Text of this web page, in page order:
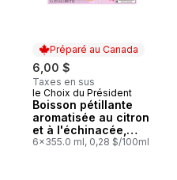
Préparé au Canada
6,00 $
Taxes en sus
Préparé au Canada
le Choix du Président
Boisson pétillante
aromatisée au citron
et à l'échinacée,
avec du zinc pour le
6x355.0 ml, 0,28 $/100ml